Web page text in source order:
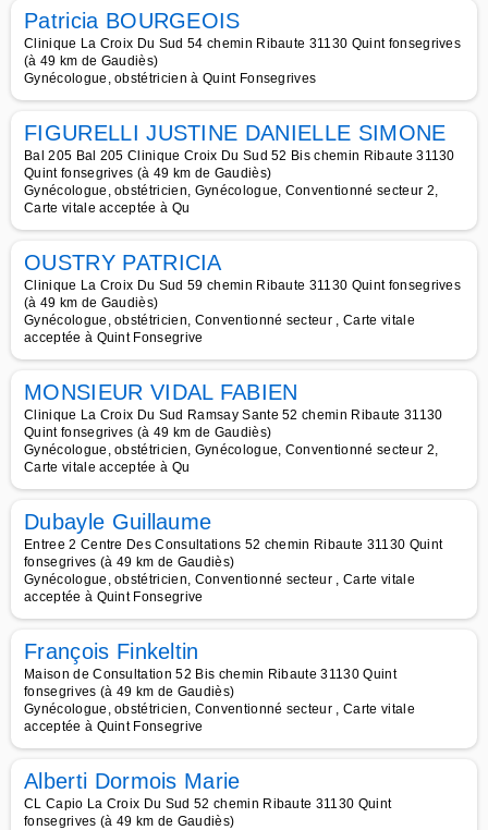
Patricia BOURGEOIS
Clinique La Croix Du Sud 54 chemin Ribaute 31130 Quint fonsegrives
(à 49 km de Gaudiès)
Gynécologue, obstétricien à Quint Fonsegrives
FIGURELLI JUSTINE DANIELLE SIMONE
Bal 205 Bal 205 Clinique Croix Du Sud 52 Bis chemin Ribaute 31130
Quint fonsegrives (à 49 km de Gaudiès)
Gynécologue, obstétricien, Gynécologue, Conventionné secteur 2,
Carte vitale acceptée à Qu
OUSTRY PATRICIA
Clinique La Croix Du Sud 59 chemin Ribaute 31130 Quint fonsegrives
(à 49 km de Gaudiès)
Gynécologue, obstétricien, Conventionné secteur , Carte vitale
acceptée à Quint Fonsegrive
MONSIEUR VIDAL FABIEN
Clinique La Croix Du Sud Ramsay Sante 52 chemin Ribaute 31130
Quint fonsegrives (à 49 km de Gaudiès)
Gynécologue, obstétricien, Gynécologue, Conventionné secteur 2,
Carte vitale acceptée à Qu
Dubayle Guillaume
Entree 2 Centre Des Consultations 52 chemin Ribaute 31130 Quint
fonsegrives (à 49 km de Gaudiès)
Gynécologue, obstétricien, Conventionné secteur , Carte vitale
acceptée à Quint Fonsegrive
François Finkeltin
Maison de Consultation 52 Bis chemin Ribaute 31130 Quint
fonsegrives (à 49 km de Gaudiès)
Gynécologue, obstétricien, Conventionné secteur , Carte vitale
acceptée à Quint Fonsegrive
Alberti Dormois Marie
CL Capio La Croix Du Sud 52 chemin Ribaute 31130 Quint
fonsegrives (à 49 km de Gaudiès)